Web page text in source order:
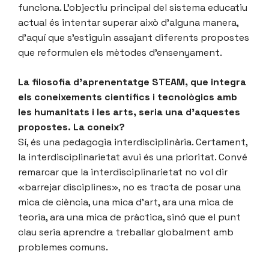
funciona. L’objectiu principal del sistema educatiu
actual és intentar superar això d’alguna manera,
d’aquí que s’estiguin assajant diferents propostes
que reformulen els mètodes d’ensenyament.
La filosofia d’aprenentatge STEAM, que integra
els coneixements científics i tecnològics amb
les humanitats i les arts, seria una d’aquestes
propostes. La coneix?
Sí, és una pedagogia interdisciplinària. Certament,
la interdisciplinarietat avui és una prioritat. Convé
remarcar que la interdisciplinarietat no vol dir
«barrejar disciplines», no es tracta de posar una
mica de ciència, una mica d’art, ara una mica de
teoria, ara una mica de pràctica, sinó que el punt
clau seria aprendre a treballar globalment amb
problemes comuns.